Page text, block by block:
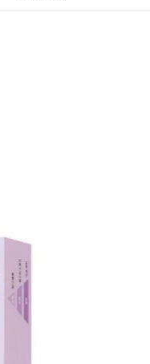
頁面顯示為準，若有關於
support/home
將交易相關給付款項請求債
情形，本公司將視審查結果
。若發現惡意使用之情形，
額度並採取法律行動。